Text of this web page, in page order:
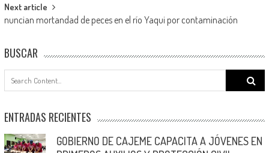
Next article
nuncian mortandad de peces en el río Yaqui por contaminación
BUSCAR
Search
for:
ENTRADAS RECIENTES
GOBIERNO DE CAJEME CAPACITA A JÓVENES EN